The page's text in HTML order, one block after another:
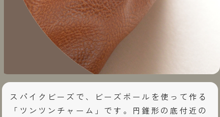
スパイクビーズで、ビーズボールを使って作る
「ツンツンチャーム」です。円錐形の底付近の